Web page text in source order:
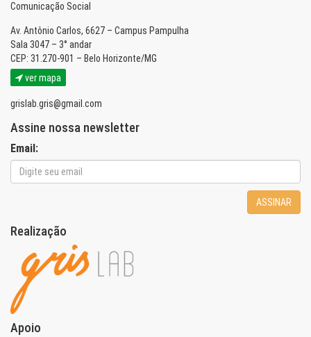
Comunicação Social
Av. Antônio Carlos, 6627 – Campus Pampulha
Sala 3047 – 3° andar
CEP: 31.270-901 – Belo Horizonte/MG
ver mapa
grislab.gris@gmail.com
Assine nossa newsletter
Email:
ASSINAR
Realização
Apoio